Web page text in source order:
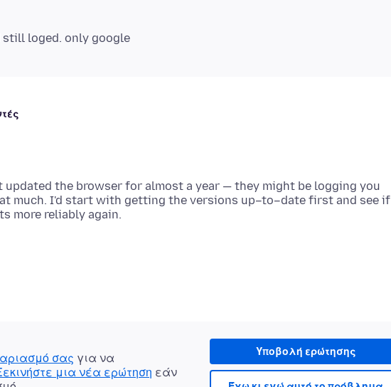
updated the browser for almost a year — they might be logging you
much. I'd start with getting the versions up–to–date first and see if
Υποβολή ερώτησης
σας για να
μια νέα ερώτηση εάν